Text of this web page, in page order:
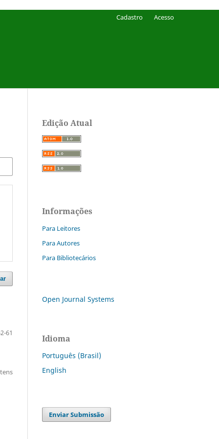
Cadastro Acesso
61
Edição Atual
Informações
Para Leitores
Para Autores
Para Bibliotecários
Open Journal Systems
Idioma
Português (Brasil)
English
Enviar Submissão